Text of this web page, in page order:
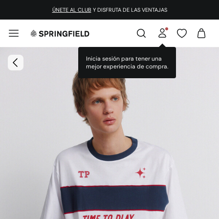
ÚNETE AL CLUB Y DISFRUTA DE LAS VENTAJAS